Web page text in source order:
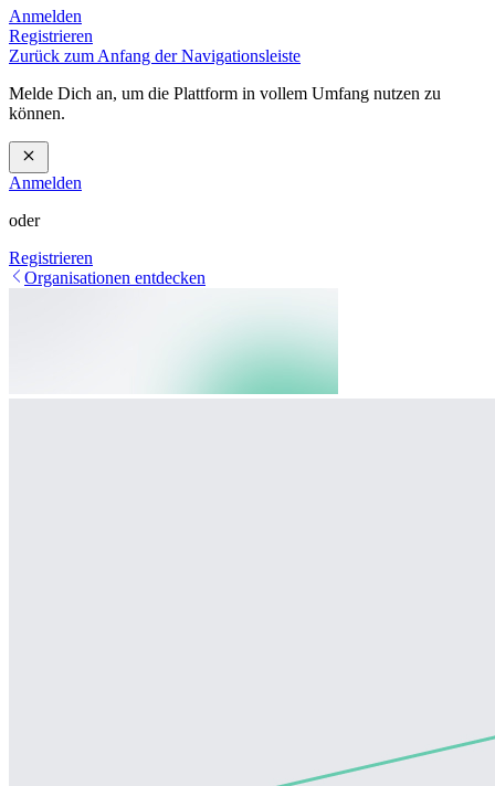
Anmelden
Registrieren
Zurück zum Anfang der Navigationsleiste
Melde Dich an, um die Plattform in vollem Umfang nutzen zu
können.
Anmelden
oder
Registrieren
Organisationen entdecken